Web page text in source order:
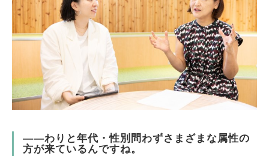
――わりと年代・性別問わずさまざまな属性の
方が来ているんですね。